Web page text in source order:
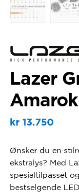
Lazer
kr13.750
Ønsker du en
ekstralys? Med
spesialtilpasset
bestselgende